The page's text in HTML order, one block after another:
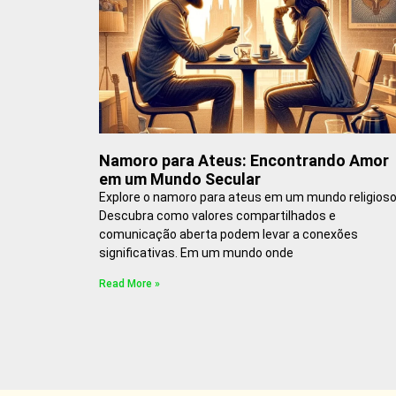
Namoro para Ateus: Encontrando Amor
em um Mundo Secular
Explore o namoro para ateus em um mundo
Descubra como valores compartilhados e
comunicação aberta podem levar a conexões
significativas. Em um mundo onde
Read More »